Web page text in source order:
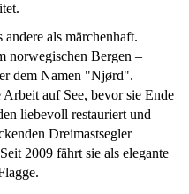
als märchenhaft.
norwegischen Bergen –
dem Namen "Njørd".
Arbeit auf See, bevor sie Ende
liebevoll restauriert und
Dreimastsegler
2009 fährt sie als elegante